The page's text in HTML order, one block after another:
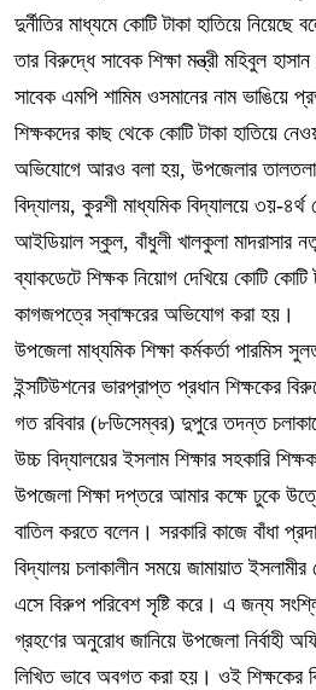
দুর্নীতির মাধ্যমে কোটি টাকা হাতিয়ে
তার বিরুদ্ধে সাবেক শিক্ষা মন্ত্রী মহিবুল
সাবেক এমপি শামিম ওসমানের নাম ভাঙিয়ে
শিক্ষকদের কাছ থেকে কোটি টাকা হাতিয়ে
অভিযোগে আরও বলা হয়, উপজেলার তালতলা
বিদ্যালয়, কুরশী মাধ্যমিক বিদ্যালয়ে ৩য়-
আইডিয়াল স্কুল, বাঁধুলী খালকুলা মাদরাসার
ব্যাকডেটে শিক্ষক নিয়োগ দেখিয়ে কোটি কোটি
কাগজপত্রে স্বাক্ষরের অভিযোগ করা হয়।
উপজেলা মাধ্যমিক শিক্ষা কর্মকর্তা পারমিস
ইন্সটিউশনের ভারপ্রাপ্ত প্রধান শিক্ষকের
গত রবিবার (৮ডিসেম্বর) দুপুরে তদন্ত
উচ্চ বিদ্যালয়ের ইসলাম শিক্ষার সহকারি
উপজেলা শিক্ষা দপ্তরে আমার কক্ষে ঢুকে
বাতিল করতে বলেন। সরকারি কাজে বাঁধা
বিদ্যালয় চলাকালীন সময়ে জামায়াত ইসলামীর
এসে বিরুপ পরিবেশ সৃষ্টি করে। এ জন্য
গ্রহণের অনুরোধ জানিয়ে উপজেলা নির্বাহী
লিখিত ভাবে অবগত করা হয়। ওই শিক্ষকের